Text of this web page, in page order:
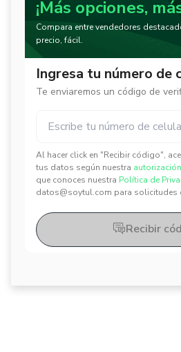
¡Más opciones,
Compara entre vendedores
precio, fácil.
Ingresa tu número de
Te enviaremos un código de
Al hacer click en "Recibir código",
tus datos según nuestra
que conoces nuestra Política de
datos@soytul.com para solicitudes
Recibir